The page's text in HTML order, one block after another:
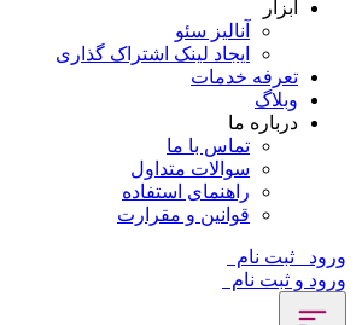
ابزار
آنالیز سئو
ایجاد لینک اشتراک گذاری
تعرفه خدمات
وبلاگ
درباره ما
تماس با ما
سوالات متداول
راهنمای استفاده
قوانین و مقرارت
ورود
ثبت نام
ورود و ثبت نام